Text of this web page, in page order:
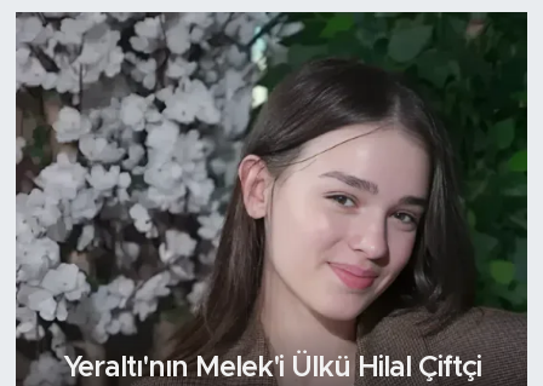
Yeraltı'nın Melek'i Ülkü Hilal Çiftçi